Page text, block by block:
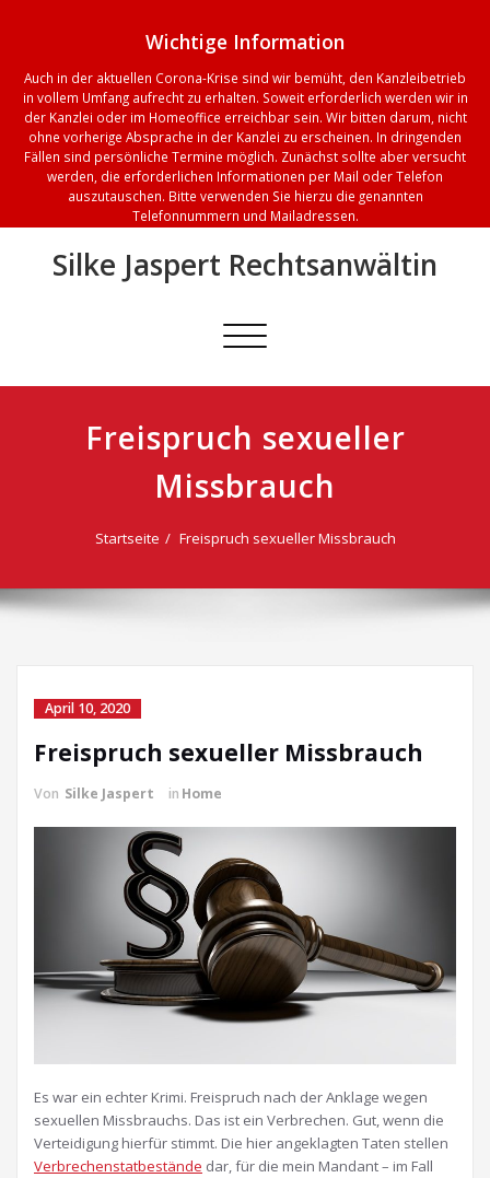
Wichtige Information
Auch in der aktuellen Corona-Krise sind wir bemüht, den Kanzleibetrieb
in vollem Umfang aufrecht zu erhalten. Soweit erforderlich werden wir in
der Kanzlei oder im Homeoffice erreichbar sein. Wir bitten darum, nicht
ohne vorherige Absprache in der Kanzlei zu erscheinen. In dringenden
Fällen sind persönliche Termine möglich. Zunächst sollte aber versucht
werden, die erforderlichen Informationen per Mail oder Telefon
auszutauschen. Bitte verwenden Sie hierzu die genannten
Telefonnummern und Mailadressen.
Silke Jaspert Rechtsanwältin
Schalte
Freispruch sexueller
Missbrauch
Startseite Freispruch sexueller Missbrauch
April 10, 2020
Freispruch sexueller Missbrauch
Von Silke Jaspert in Home
Es war ein echter Krimi. Freispruch nach der Anklage wegen
sexuellen Missbrauchs. Das ist ein Verbrechen. Gut, wenn die
Verteidigung hierfür stimmt. Die hier angeklagten Taten stellen
Verbrechenstatbestände dar, für die mein Mandant – im Fall